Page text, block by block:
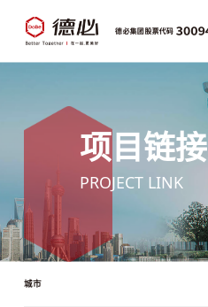
项目链接
PROJECT LINK
城市